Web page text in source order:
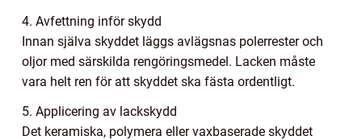
4. Avfettning inför skydd
Innan själva skyddet läggs avlägsnas polerrester och
oljor med särskilda rengöringsmedel. Lacken måste
vara helt ren för att skyddet ska fästa ordentligt.
5. Applicering av lackskydd
Det keramiska, polymera eller vaxbaserade skyddet